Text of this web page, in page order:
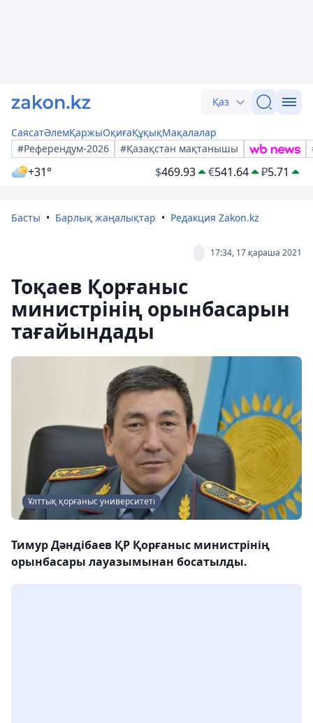
Қаз
СаясатӘлемҚаржыОқиғаҚұқықМақалалар
#Референдум-2026
#Қазақстан мақтанышы
+31° $469.93 €541.64 ₽5.71
Басты Барлық жаңалықтар Редакция Zakon.kz
17:34, 17 қараша 2021
Тоқаев Қорғаныс
министрінің орынбасарын
тағайындады
Ұлттық қорғаныс университеті
Тимур Дәндібаев ҚР Қорғаныс министрінің
орынбасары лауазымынан босатылды.